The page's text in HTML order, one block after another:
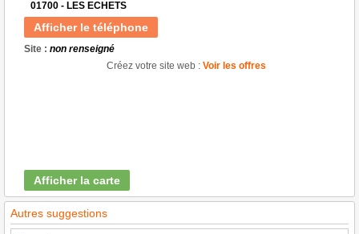
01700 - LES ECHETS
Afficher le téléphone
Site : non renseigné
Créez votre site web : Voir les offres
Afficher la carte
Autres suggestions